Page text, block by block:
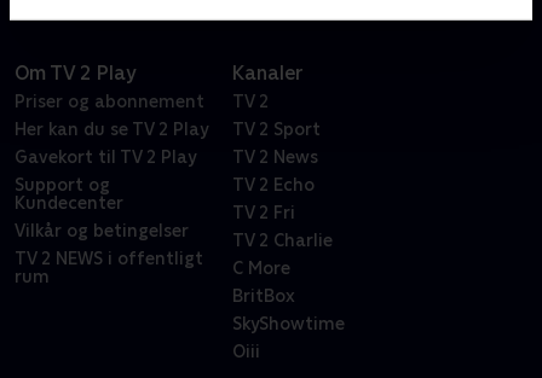
Om TV 2 Play
Priser og abonnement
Her kan du se TV 2 Play
Gavekort til TV 2 Play
Support og
Kundecenter
Vilkår og betingelser
TV 2 NEWS i offentligt
rum
Kanaler
TV 2
TV 2 Sport
TV 2 News
TV 2 Echo
TV 2 Fri
TV 2 Charlie
C More
BritBox
SkyShowtime
Oiii